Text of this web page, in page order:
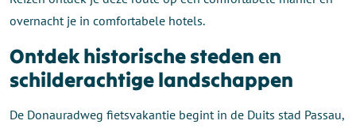
overnacht je in comfortabele hotels.
Ontdek historische steden en
schilderachtige landschappen
De Donauradweg fietsvakantie begint in de Duits stad Passau,